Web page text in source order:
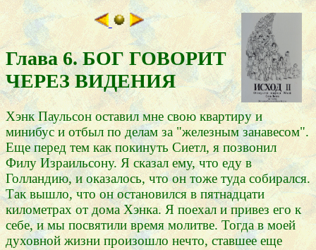
Глава 6. БОГ ГОВОРИТ
ЧЕРЕЗ ВИДЕНИЯ
Хэнк Паульсон оставил мне свою квартиру и
минибус и отбыл по делам за "железным занавесом".
Еще перед тем как покинуть Сиетл, я позвонил
Филу Израильсону. Я сказал ему, что еду в
Голландию, и оказалось, что он тоже туда собирался.
Так вышло, что он остановился в пятнадцати
километрах от дома Хэнка. Я поехал и привез его к
себе, и мы посвятили время молитве. Тогда в моей
духовной жизни произошло нечто, ставшее еще